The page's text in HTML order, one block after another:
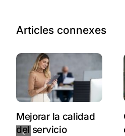
Articles connexes
Mejorar la calidad
del servicio